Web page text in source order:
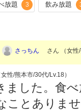
放題 3 飲み放題
さっちん さん （女
性/熊本市/30代/Lv.18）
ました。食
ことありま